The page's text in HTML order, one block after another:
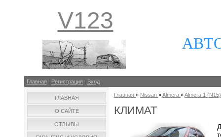
V123
Главная | Регистрация | Вход
ГЛАВНАЯ
О САЙТЕ
ОТЗЫВЫ
Главная » Nissan »Almera »Almera 1
КЛИМАТ